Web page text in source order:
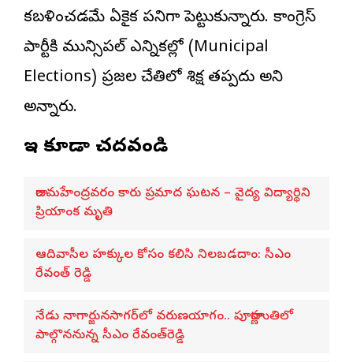
కబళించడమే ఏకైక పనిగా పెట్టుకున్నారు. కాంగ్రెస్
పార్టీకి మున్సిపల్ ఎన్నికల్లో (Municipal
Elections) ప్రజల చేతిలో శిక్ష తప్పదు అని
అన్నారు.
ఇవి కూడా చదవండి
రాజమహేంద్రవరం కారు ప్రమాద ఘటన – వైద్య విద్యార్థిని
ప్రియాంక మృతి
ఆదివాసీల హక్కుల కోసం కలిసి నిలబడదాం: సీఎం
రేవంత్ రెడ్డి
నేడు నాగార్జునసాగర్‌లో వరుణయాగం.. పూర్ణాహుతిలో
పాల్గొననున్న సీఎం రేవంత్‌రెడ్డి